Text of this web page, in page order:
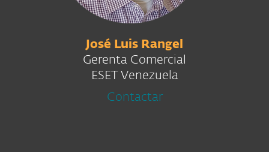
José Luis Rangel
Gerenta Comercial
ESET Venezuela
Contactar